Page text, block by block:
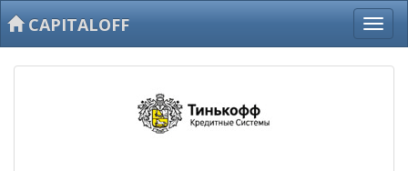
CAPITALOFF